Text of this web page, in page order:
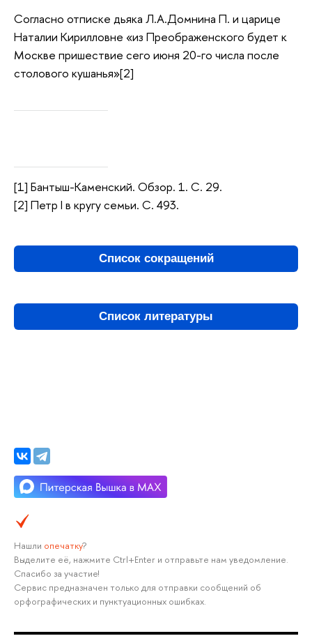
Согласно отписке дьяка Л.А.Домнина П. и царице
Наталии Кирилловне «из Преображенского будет к
Москве пришествие сего июня 20-го числа после
столового кушанья»[2]
[1] Бантыш-Каменский. Обзор. 1. С. 29.
[2] Петр I в кругу семьи. С. 493.
Список сокращений
Список литературы
Нашли опечатку?
Выделите её, нажмите Ctrl+Enter и отправьте нам уведомление.
Спасибо за участие!
Сервис предназначен только для отправки сообщений об
орфографических и пунктуационных ошибках.